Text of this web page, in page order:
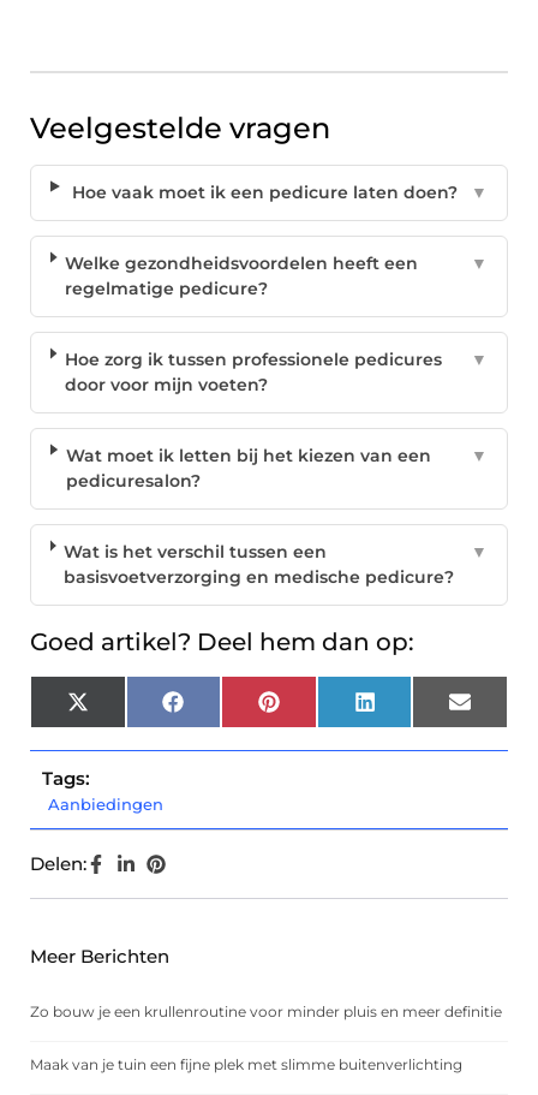
Veelgestelde vragen
Hoe vaak moet ik een pedicure laten doen? ▼
Welke gezondheidsvoordelen heeft een
regelmatige pedicure?
▼
Hoe zorg ik tussen professionele pedicures
door voor mijn voeten?
▼
Wat moet ik letten bij het kiezen van een
pedicuresalon?
▼
Wat is het verschil tussen een
basisvoetverzorging en medische pedicure?
▼
Goed artikel? Deel hem dan op:
X
(Twitter)
Facebook Pinterest LinkedIn Email
Tags:
Aanbiedingen
Delen:
Meer Berichten
Zo bouw je een krullenroutine voor minder pluis en meer definitie
Maak van je tuin een fijne plek met slimme buitenverlichting